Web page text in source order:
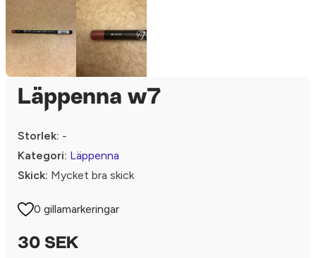
Läppenna w7
Storlek: -
Kategori: Läppenna
Skick: Mycket bra skick
0 gillamarkeringar
30 SEK